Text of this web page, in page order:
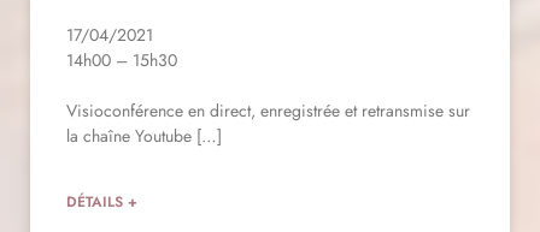
17/04/2021
14h00 – 15h30
Visioconférence en direct, enregistrée et retransmise sur
la chaîne Youtube […]
DÉTAILS +